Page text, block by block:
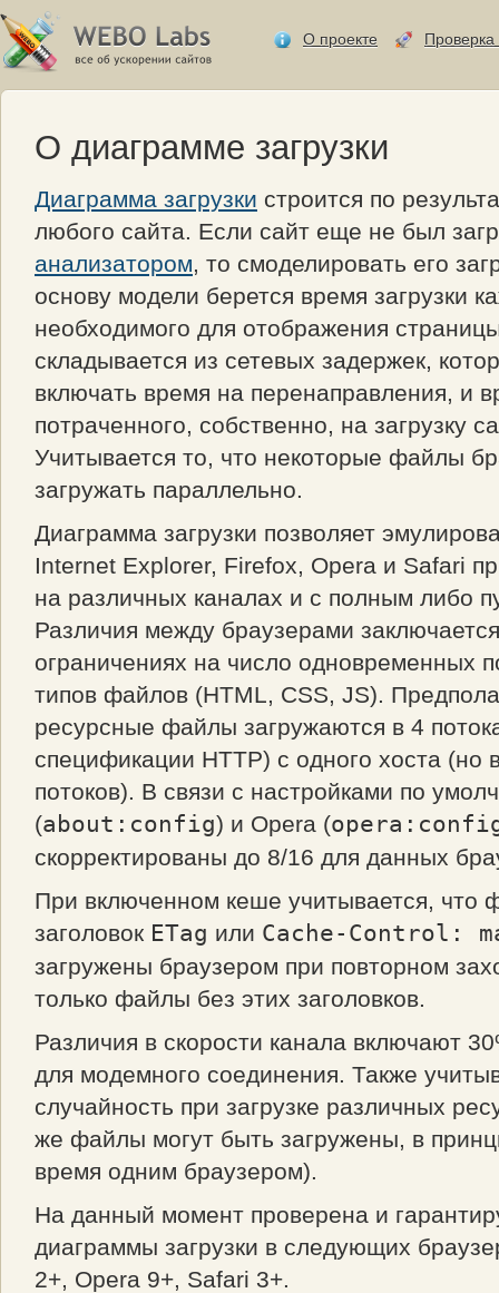
О проекте Проверка
О диаграмме загрузки
Диаграмма загрузки строится по
любого сайта. Если сайт еще не был
анализатором, то смоделировать его
основу модели берется время загрузки
необходимого для отображения
складывается из сетевых задержек,
включать время на перенаправления, и
потраченного, собственно, на загрузку
Учитывается то, что некоторые файлы
загружать параллельно.
Диаграмма загрузки позволяет
Internet Explorer, Firefox, Opera и Safari
на различных каналах и с полным либо
Различия между браузерами
ограничениях на число одновременных
типов файлов (HTML, CSS, JS).
ресурсные файлы загружаются в 4
спецификации HTTP) с одного хоста (но
потоков). В связи с настройками по
(about:config) и Opera (
скорректированы до 8/16 для данных
При включенном кеше учитывается,
заголовок ETag или Cache-Control:
загружены браузером при повторном
только файлы без этих заголовков.
Различия в скорости канала включают
для модемного соединения. Также
случайность при загрузке различных
же файлы могут быть загружены, в
время одним браузером).
На данный момент проверена и
диаграммы загрузки в следующих
2+, Opera 9+, Safari 3+.